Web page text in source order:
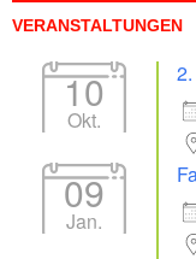
VERANSTALTUNGEN
10
Okt.
09
Jan.